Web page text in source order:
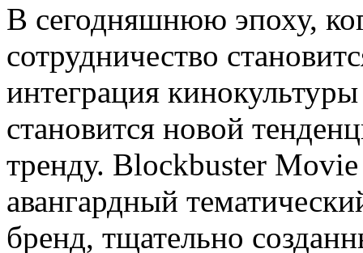
В сегодняшнюю эпоху,
сотрудничество
интеграция
становится новой
тренду. Blockbuster
авангардный
бренд, тщательно